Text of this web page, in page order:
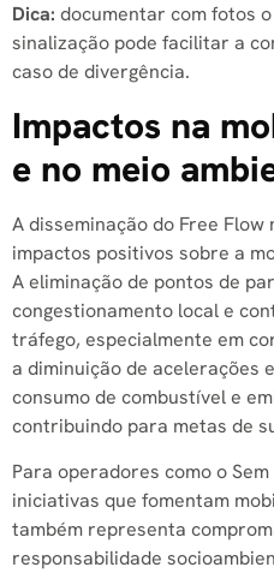
Dica: documentar com fotos
sinalização pode facilitar a
caso de divergência.
Impactos na
e no meio
A disseminação do Free
impactos positivos sobre a
A eliminação de pontos de
congestionamento local e
tráfego, especialmente em
a diminuição de acelerações
consumo de combustível e
contribuindo para metas de
Para operadores como o
iniciativas que fomentam
também representa
responsabilidade